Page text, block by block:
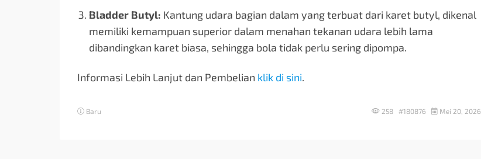
Bladder Butyl: Kantung udara bagian dalam yang terbuat dari karet butyl, dikenal
memiliki kemampuan superior dalam menahan tekanan udara lebih lama
dibandingkan karet biasa, sehingga bola tidak perlu sering dipompa.
Informasi Lebih Lanjut dan Pembelian klik di sini.
Baru 258 #180876 Mei 20, 2026